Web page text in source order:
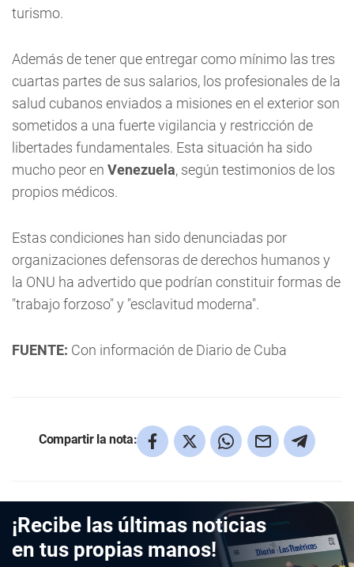
turismo.
Además de tener que entregar como mínimo las tres
cuartas partes de sus salarios, los profesionales de la
salud cubanos enviados a misiones en el exterior son
sometidos a una fuerte vigilancia y restricción de
libertades fundamentales. Esta situación ha sido
mucho peor en Venezuela, según testimonios de los
propios médicos.
Estas condiciones han sido denunciadas por
organizaciones defensoras de derechos humanos y
la ONU ha advertido que podrían constituir formas de
"trabajo forzoso" y "esclavitud moderna".
FUENTE: Con información de Diario de Cuba
Compartir la nota:
¡Recibe las últimas noticias
en tus propias manos!